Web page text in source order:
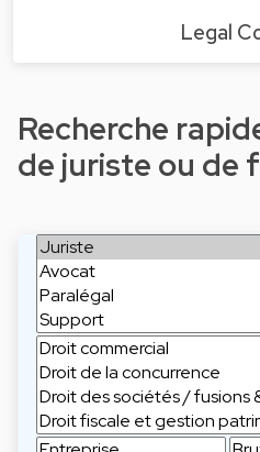
Legal
Recherche
de juriste ou de